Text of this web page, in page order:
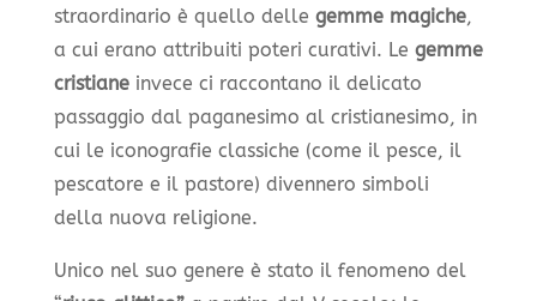
straordinario è quello delle gemme magiche,
a cui erano attribuiti poteri curativi. Le gemme
cristianeinvece ci raccontano il delicato
passaggio dal paganesimo al cristianesimo, in
cui le iconografie classiche (come il pesce, il
pescatore e il pastore) divennero simboli
della nuova religione.
Unico nel suo genere è stato il fenomeno del